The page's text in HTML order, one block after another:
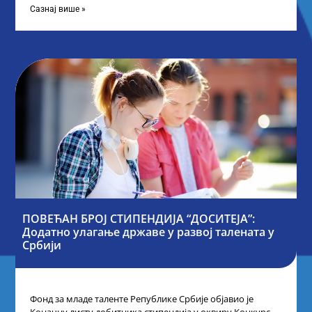
Сазнај више »
ПОВЕЋАН БРОЈ СТИПЕНДИЈА “ДОСИТЕЈА”:
Додатно улагање државе у развој талената у
Србији
Фонд за младе таленте Републике Србије објавио је